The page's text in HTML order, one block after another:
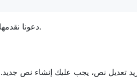
هذه هي أنواع البيانات الأساسية في Lua. دعونا نقدمها باختصار.